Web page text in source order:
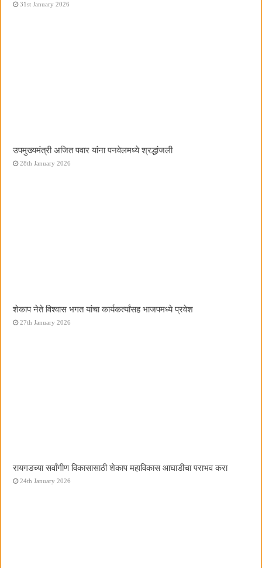
31st January 2026
उपमुख्यमंत्री अजित पवार यांना पनवेलमध्ये श्रद्धांजली
28th January 2026
शेकाप नेते विश्वास भगत यांचा कार्यकर्त्यांसह भाजपमध्ये प्रवेश
27th January 2026
रायगडच्या सर्वांगीण विकासासाठी शेकाप महाविकास आघाडीचा पराभव करा
24th January 2026